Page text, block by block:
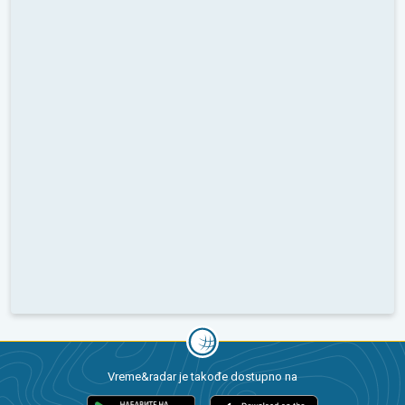
Vreme&radar je takođe dostupno na